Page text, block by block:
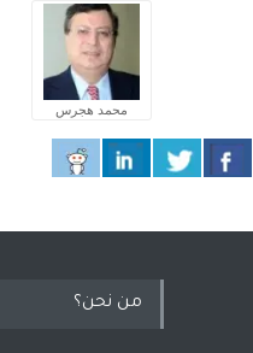
محمد هجرس
من نحن؟